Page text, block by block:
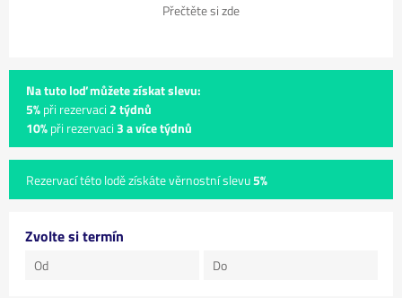
Přečtěte si zde
Na tuto loď můžete získat slevu:
5%při rezervaci 2 týdnů
10%při rezervaci3 a více týdnů
Rezervací této lodě získáte věrnostní slevu5%
Zvolte si termín